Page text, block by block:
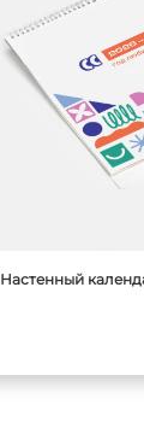
Настенный